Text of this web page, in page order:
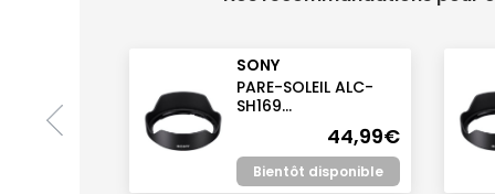
SONY
PARE-SOLEIL ALC-
SH169...
44,99€
Bientôt disponible